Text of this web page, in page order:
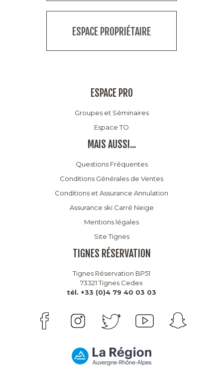
ESPACE PROPRIÉTAIRE
ESPACE PRO
Groupes et Séminaires
Espace TO
MAIS AUSSI...
Questions Fréquentes
Conditions Générales de Ventes
Conditions et Assurance Annulation
Assurance ski Carré Neige
Mentions légales
Site Tignes
TIGNES RÉSERVATION
Tignes Réservation BP51
73321 Tignes Cedex
tél. +33 (0)4 79 40 03 03